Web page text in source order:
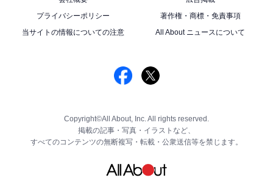
プライバシーポリシー
著作権・商標・免責事項
当サイトの情報についての注意
All About ニュースについて
Copyright©All About, Inc. All rights reserved.
掲載の記事・写真・イラストなど、
すべてのコンテンツの無断複写・転載・公衆送信等を禁じます。